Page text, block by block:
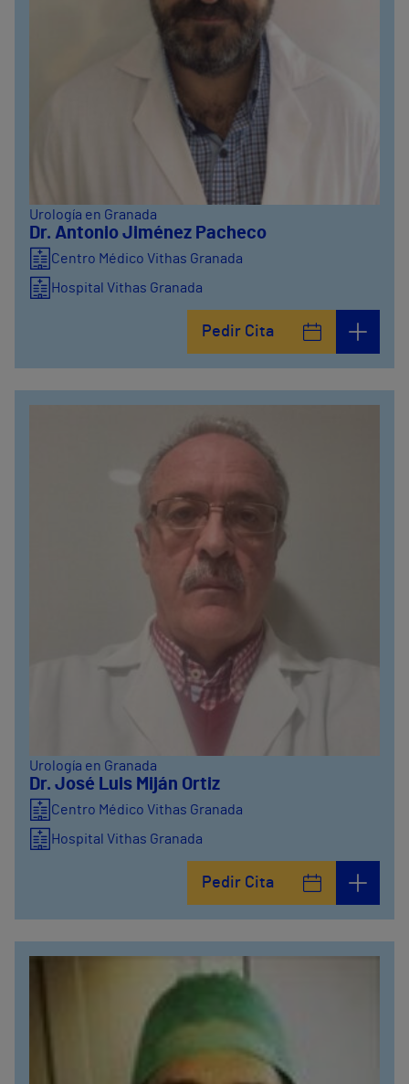
Urología en Granada
Dr. Antonio Jiménez Pacheco
Centro Médico Vithas Granada
Hospital Vithas Granada
Pedir Cita
Urología en Granada
Dr. José Luis Miján Ortiz
Centro Médico Vithas Granada
Hospital Vithas Granada
Pedir Cita